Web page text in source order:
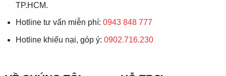
TP.HCM.
Hotline tư vấn miễn phí: 0943 848 777
Hotline khiếu nại, góp ý: 0902.716.230